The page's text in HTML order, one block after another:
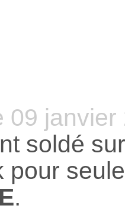
09
soldé
pour
.